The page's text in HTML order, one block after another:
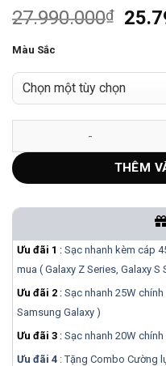
27.990.000₫
Giá
Màu Sắc
MacBook Air M3 13 inch
THÊM
Ưu đãi 1 : Sạc nhanh kèm cáp
mua ( Galaxy Z Series, Galaxy S
Ưu đãi 2 : Sạc nhanh 25W
Samsung Galaxy )
Ưu đãi 3 : Sạc nhanh 20W
Ưu đãi 4 : Tặng Combo Cường